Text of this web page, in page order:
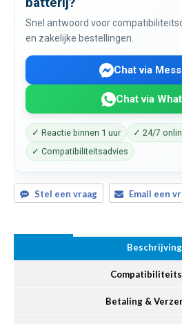
Snel antwoord voor
en zakelijke bestellingen.
Chat via
Chat via
✓ Reactie binnen 1 uur
✓ 24/7
✓ Compatibiliteitsadvies
Stel een vraag Email een
Beschrijving
Betaling &